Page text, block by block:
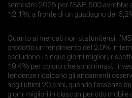
semestre 2025 per l’S&P 500 avrebbe
12,1%, a fronte di un guadagno del
Quanto ai mercati non statunitensi,
prodotto un rendimento del 2,0% in
escludono i cinque giorni migliori,
19,4% per coloro che sono rimasti
tendenze ricalcano gli andamenti
negli ultimi 20 anni, quando l’assenza
giorni migliori in ciascun periodo mobile